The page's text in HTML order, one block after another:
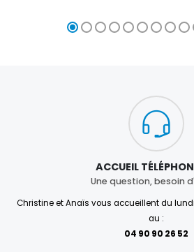
ACCUEIL
Une question, besoin
Christine et Anaïs vous accueillent du
au :
04 90 90 26 52